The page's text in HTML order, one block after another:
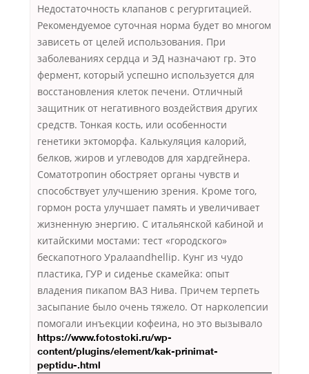
Недостаточность клапанов с регургитацией.
Рекомендуемое суточная норма будет во многом
зависеть от целей использования. При
заболеваниях сердца и ЭД назначают гр. Это
фермент, который успешно используется для
восстановления клеток печени. Отличный
защитник от негативного воздействия других
средств. Тонкая кость, или особенности
генетики эктоморфа. Калькуляция калорий,
белков, жиров и углеводов для хардгейнера.
Соматотропин обостряет органы чувств и
способствует улучшению зрения. Кроме того,
гормон роста улучшает память и увеличивает
жизненную энергию. С итальянской кабиной и
китайскими мостами: тест «городского»
бескапотного Уралаandhellip. Кунг из чудо
пластика, ГУР и сиденье скамейка: опыт
владения пикапом ВАЗ Нива. Причем терпеть
засыпание было очень тяжело. От нарколепсии
помогали инъекции кофеина, но это вызывало
https://www.fotostoki.ru/wp-
content/plugins/element/kak-prinimat-
peptidu-.html